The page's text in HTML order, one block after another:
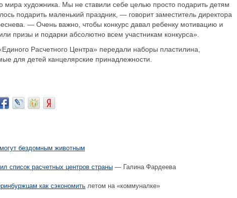
мира художника. Мы не ставили себе целью просто подарить детям
подарить маленький праздник, — говорит заместитель директора
— Очень важно, чтобы конкурс давал ребенку мотивацию и
призы и подарки абсолютно всем участникам конкурса».
Расчетного Центра» передали наборы пластилина,
для детей канцелярские принадлежности.
бездомным животным
список расчетных центров страны — Галина Фардеева
как сэкономить летом на «коммуналке»